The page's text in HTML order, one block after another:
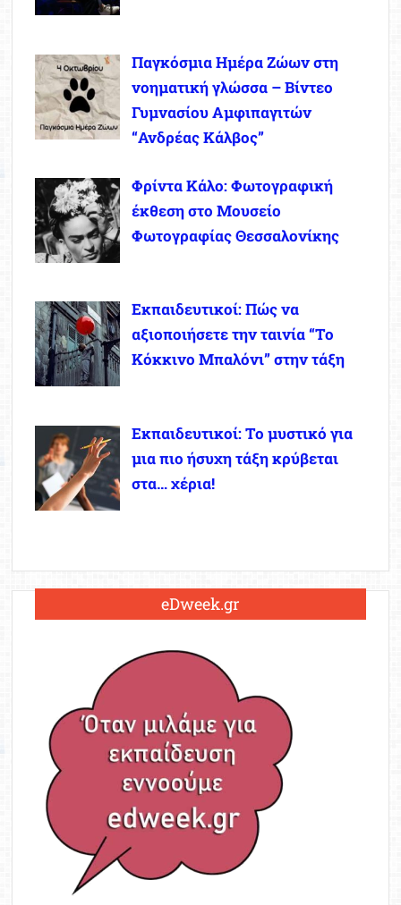
Παγκόσμια Ημέρα Ζώων στη
νοηματική γλώσσα – Βίντεο
Γυμνασίου Αμφιπαγιτών
“Ανδρέας Κάλβος”
Φρίντα Κάλο: Φωτογραφική
έκθεση στο Μουσείο
Φωτογραφίας Θεσσαλονίκης
Εκπαιδευτικοί: Πώς να
αξιοποιήσετε την ταινία “Το
Κόκκινο Μπαλόνι” στην τάξη
Εκπαιδευτικοί: Το μυστικό για
μια πιο ήσυχη τάξη κρύβεται
στα… χέρια!
eDweek.gr